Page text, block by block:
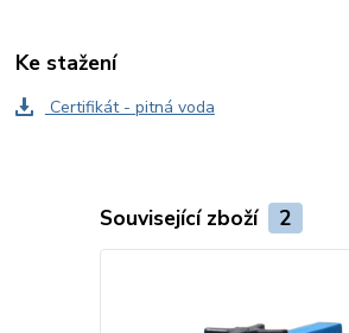
Ke stažení
Certifikát - pitná voda
Související zboží 2